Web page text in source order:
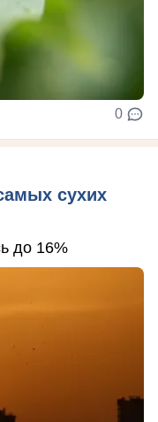
0
сухих
до 16%